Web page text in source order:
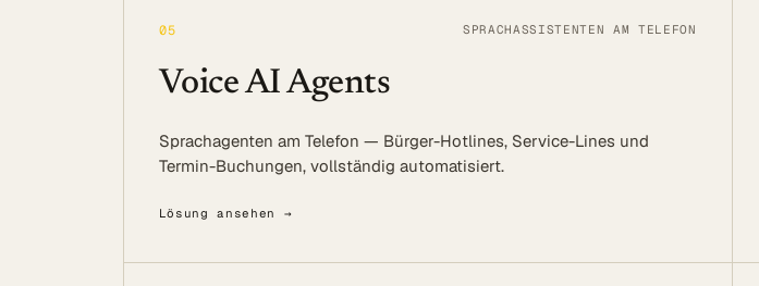
05 SPRACHASSISTENTEN AM TELEFON
Voice AI Agents
Sprachagenten am Telefon — Bürger-Hotlines, Service-Lines und
Termin-Buchungen, vollständig automatisiert.
Lösung ansehen →